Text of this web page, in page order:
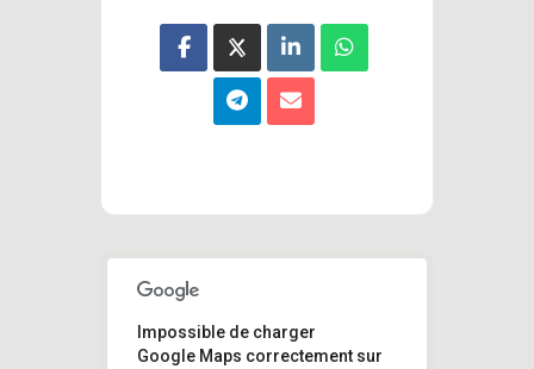
Impossible de charger
Google Maps correctement sur